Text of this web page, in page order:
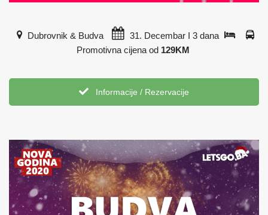
Dubrovnik & Budva
31. Decembar I 3 dana
Promotivna cijena od 129KM
Informacije / Rezervacije